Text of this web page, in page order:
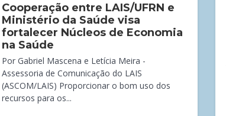
Cooperação entre LAIS/UFRN e
Ministério da Saúde visa
fortalecer Núcleos de Economia
na Saúde
Por Gabriel Mascena e Letícia Meira -
Assessoria de Comunicação do LAIS
(ASCOM/LAIS) Proporcionar o bom uso dos
recursos para os...